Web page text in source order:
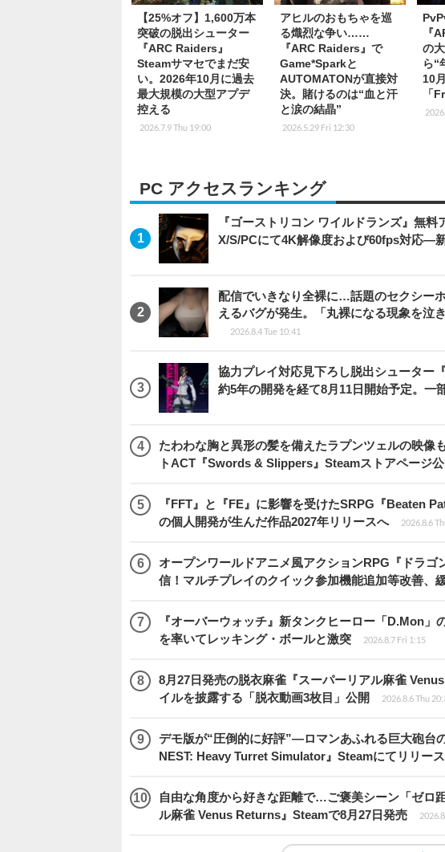
【25%オフ】1,600万本
突破の脱出シューター
『ARC Raiders』
Steamサマセでまだ安
い。2026年10月に過去
最大規模の大型アプデ
控える
2026.7.9 Thu 19:00
アヒルのおもちゃを巡
る熾烈な争い……
『ARC Raiders』で
Game*Sparkと
AUTOMATONが直接対
決。賭けるのは“血と汗
と涙の結晶”
2026.5.29 Fri 12:30
『
の
ら“
10
「
PC アクセスランキング
『ゴーストリコン ワイルドランズ』無
X/S/PCにて4K解像度および60fps対応―
配信でいきなり全裸に…話題のセクシー
えるバグが発生。「丸裸になる現象を泣
2026.8.4 Tue 10:41
協力プレイ対応見下ろし脱出シュータ
約5年の開発を経て8月11日開始予定。一
たわわな胸と異形の髪を備えたラプンツェルの映像
トACT『Swords & Slippers』Steamストアページ公
『FFT』と『FE』に影響を受けたSRPG『Beaten
の個人開発が生んだ作品2027年リリースへ
2026.8.6
オープンワールドアニメ風アクションRPG『ドラ
信！マルチプレイのクイック参加機能追加等改善、
『オーバーウォッチ』新タンクヒーロー「D.Mon
を率いてレッキング・ボールと激突
2026.8.7 Fri 1:15
8月27日発売の脱衣麻雀『スーパーリアル麻雀
イルを披露する「脱衣動画3枚目」公開
2026.8.6 Thu
デモ版が“圧倒的に好評”―ロマンあふれる巨大砲台
NEST: Heavy Turret Simulator』Steamにてリリース
自由な角度から好きな距離で…ご褒美シーン「ゼロ
ル麻雀 Venus Returns』Steamで8月27日発売